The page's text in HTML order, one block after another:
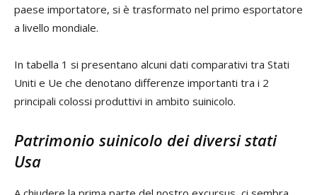
paese importatore, si è trasformato nel primo esportatore
a livello mondiale.
In tabella 1 si presentano alcuni dati comparativi tra Stati
Uniti e Ue che denotano differenze importanti tra i 2
principali colossi produttivi in ambito suinicolo.
Patrimonio suinicolo dei diversi stati
Usa